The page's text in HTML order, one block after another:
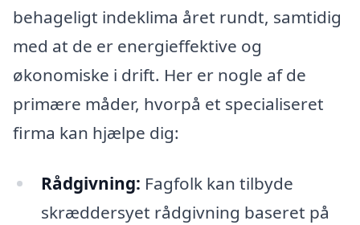
behageligt indeklima året rundt, samtidig
med at de er energieffektive og
økonomiske i drift. Her er nogle af de
primære måder, hvorpå et specialiseret
firma kan hjælpe dig:
Rådgivning: Fagfolk kan tilbyde
skræddersyet rådgivning baseret på